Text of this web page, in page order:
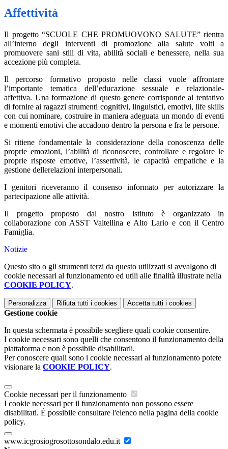
Affettività
Il progetto “SCUOLE CHE PROMUOVONO SALUTE” rientra
all’interno degli interventi di promozione alla salute volti a
promuovere sani stili di vita, abilità sociali e benessere, nella sua
accezione più completa.
Il percorso formativo proposto nelle classi vuole affrontare
l’importante tematica dell’educazione sessuale e relazionale-
affettiva. Una formazione di questo genere corrisponde al tentativo
di fornire ai ragazzi strumenti cognitivi, linguistici, emotivi, life skills
con cui nominare, costruire in maniera adeguata un mondo di eventi
e momenti emotivi che accadono dentro la persona e fra le persone.
Si ritiene fondamentale la considerazione della conoscenza delle
proprie emozioni, l’abilità di riconoscere, controllare e regolare le
proprie risposte emotive, l’assertività, le capacità empatiche e la
gestione dellerelazioni interpersonali.
I genitori riceveranno il consenso informato per autorizzare la
partecipazione alle attività.
Il progetto proposto dal nostro istituto è organizzato in
collaborazione con ASST Valtellina e Alto Lario e con il Centro
Famiglia.
Notizie
Questo sito o gli strumenti terzi da questo utilizzati si avvalgono di
cookie necessari al funzionamento ed utili alle finalità illustrate nella
COOKIE POLICY.
Personalizza Rifiuta tutti i cookies Accetta tutti i cookies
Gestione cookie
In questa schermata è possibile scegliere quali cookie consentire.
I cookie necessari sono quelli che consentono il funzionamento della
piattaforma e non è possibile disabilitarli.
Per conoscere quali sono i cookie necessari al funzionamento potete
visionare la COOKIE POLICY.
Cookie necessari per il funzionamento
I cookie necessari per il funzionamento non possono essere
disabilitati. È possibile consultare l'elenco nella pagina della cookie
policy.
www.icgrosiogrosottosondalo.edu.it